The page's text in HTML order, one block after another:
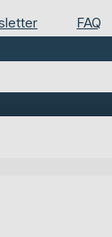
FAQ